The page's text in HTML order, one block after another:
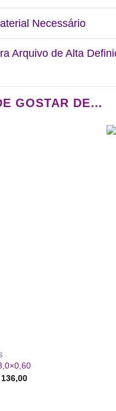
Necessário
Arquivo de Alta
GOSTAR DE…
136,00O